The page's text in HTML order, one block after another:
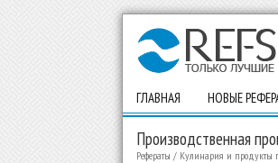
ГЛАВНАЯ НОВЫЕ
Производственная
Рефераты / Кулинария и продукты